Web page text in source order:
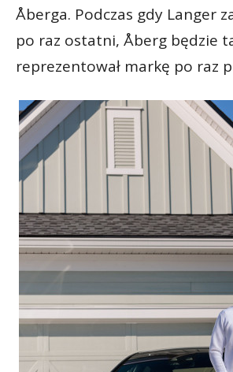
Åberga. Podczas gdy Langer
po raz ostatni, Åberg będzie
reprezentował markę po raz